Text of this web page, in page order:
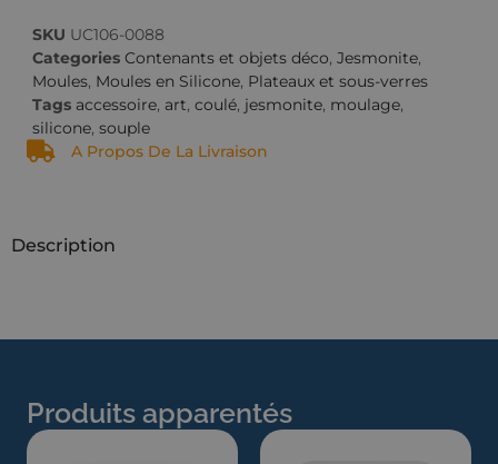
SKU UC106-0088
Categories Contenants et objets déco, Jesmonite,
Moules, Moules en Silicone, Plateaux et sous-verres
Tags accessoire, art, coulé, jesmonite, moulage,
silicone, souple
A Propos De La Livraison
Description
Produits apparentés